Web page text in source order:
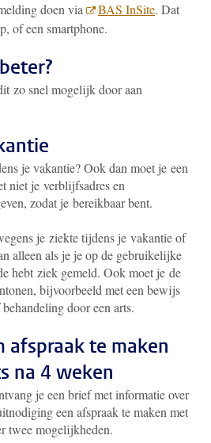
doen via BAS InSite. Dat
of een smartphone.
zo snel mogelijk door aan
je vakantie? Ook dan moet je een
niet je verblijfsadres en
zodat je bereikbaar bent.
je ziekte tijdens je vakantie of
alleen als je je op de gebruikelijke
hebt ziek gemeld. Ook moet je de
bijvoorbeeld met een bewijs
door een arts.
afspraak te maken
na 4 weken
je een briefmet informatie over
een afspraak te maken met
twee mogelijkheden.